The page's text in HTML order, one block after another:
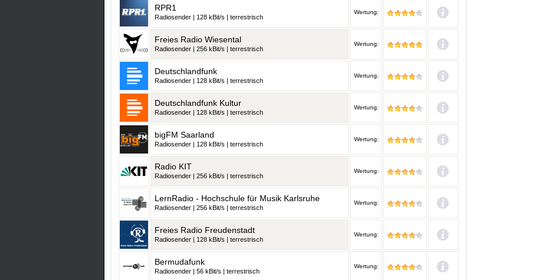
RPR1
Radiosender | 128 kBit/s | terrestrisch
Wertung:
Freies Radio Wiesental
Radiosender | 256 kBit/s | terrestrisch
Wertung:
Deutschlandfunk
Radiosender | 128 kBit/s | terrestrisch
Wertung:
Deutschlandfunk Kultur
Radiosender | 128 kBit/s | terrestrisch
Wertung:
bigFM Saarland
Radiosender | 128 kBit/s | terrestrisch
Wertung:
Radio KIT
Radiosender | 256 kBit/s | terrestrisch
Wertung:
LernRadio - Hochschule für Musik Karlsruhe
Radiosender | 256 kBit/s | terrestrisch
Wertung:
Freies Radio Freudenstadt
Radiosender | 128 kBit/s | terrestrisch
Wertung:
Bermudafunk
Radiosender | 56 kBit/s | terrestrisch
Wertung: